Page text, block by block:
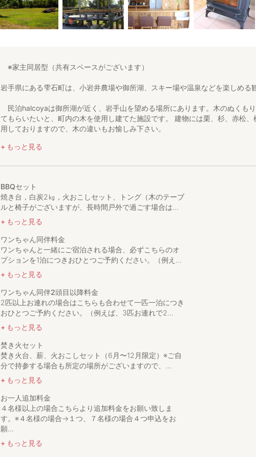
※家主同居型（共有スペースがございます）
岩手県にある雫石町は、小岩井農場や御所湖、スキー場や温泉などを楽しめる
民泊halcoyaは御所湖が近く、岩手山を望める場所にあります。​木のぬくも
てもらいたいと、町内の木を使用し建てた施設です。 建物には栗、杉、赤松
用しておりますので、木の違いもお愉しみ下さい。
雫石の暮らしに興味がある・自然の中でゆっくりしたい、家族や友だちとの
宿は家主が常駐しており、基本一階の管理人室におりますが、バスルーム／ト
スペースがございますのでご了承ください。基本的に管理人室におりますので
がけください。
※7名までご利用頂けます。追加料金は、1名様4,400円。オプションメニュ
願い致します。
※繁忙期や週末は料金が変動致しますので、希望のご宿泊日で確認をお願いい
​ ※小学生未満はベットのご利用がない場合、人数に含みません。
※ご希望のお部屋がございましたら、予約時に記入お願い致します。
※貸し出しをしていない間、猫​がおります。お客様が滞在時は，管理人室にお
※ワンちゃんの宿泊​もお受けしております。オプションメニューの選択をお願
※連泊の際等、ワンちゃんを愛玩動物飼養管理士に預けたい方は、予約時にお
※チェックインは15時〜21時までに、チェックアウトは10時までにお願いい
※ささやかではありますが、ワンちゃんが遊べるドッグランもございます。
さい。
※ﾎｯﾄﾌﾟﾚｰﾄ等を利用したダイニングでの焼肉はご遠慮願います。
コンビニ（ローソン） 車3分
スーパー（A-COOPごしょ） 車3分
（ビックハウス） 車9分
焼肉冷麺（ひげ） 車8分
（三千里） 車11分
もっと見る
BBQセット
焼き台，白炭2㎏，火おこしセット、トング（木のテーブ
ルと椅子がございますが、長時間戸外で過ごす場合は...
もっと見る
ワンちゃん同伴料金
ワンちゃんと一緒にご宿泊される場合、必ずこちらのオ
プションを1泊につきおひとつご予約ください。（例え...
もっと見る
ワンちゃん同伴2頭目以降料金
2匹以上お連れの場合はこちらも合わせて一匹一泊につき
おひとつご予約ください。（例えば、3匹お連れで2...
もっと見る
焚き火セット
焚き火台、薪、火おこしセット（6月〜12月限定）※ご自
分で持参する場合も所定の場所がございますので、...
もっと見る
お一人追加料金
４名様以上の場合こちらより追加料金をお願い致しま
す。※４名様の場合→１つ、７名様の場合４つ申込をお
願...
もっと見る